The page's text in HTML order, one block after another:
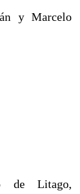
y Marcelo
de Litago,